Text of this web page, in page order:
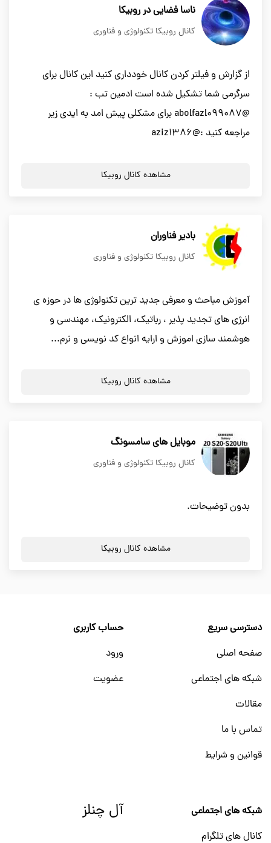
ناسا فضایی در روبیکا
کانال روبیکا تکنولوژی و فناوری
از گزارش و فیلتر کردن کانال خودداری کنید این کانال برای
سرگرمی شما تشکیل شده است ادمین تب :
@abolfazl099087 برای مشکلی پیش امد به ایدی زیر
مراجعه کنید :@aziz1386
مشاهده کانال روبیکا
بادیر فناوران
کانال روبیکا تکنولوژی و فناوری
آموزش مباحث و معرفی جدید ترین تکنولوژی ها در حوزه ی
انرژی های تجدید پذیر ، رباتیک، الکترونیک، مهندسی و
هوشمند سازی اموزش و ارایه انواع کد نویسی و نرم...
مشاهده کانال روبیکا
موبایل های سامسونگ
کانال روبیکا تکنولوژی و فناوری
بدون توضیحات.
مشاهده کانال روبیکا
دسترسی سریع
صفحه اصلی
شبکه های اجتماعی
مقالات
تماس با ما
قوانین و شرایط
حساب کاربری
ورود
عضویت
شبکه های اجتماعی
کانال های تلگرام
آل چنلز